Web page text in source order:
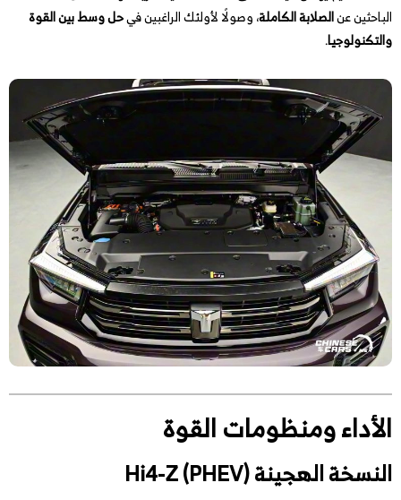
الباحثين عنالصلابة الكاملة، وصولًا لأولئك الراغبين فيحل وسط بين القوة
والتكنولوجيا.
الأداء ومنظومات القوة
النسخة الهجينة Hi4-Z (PHEV)